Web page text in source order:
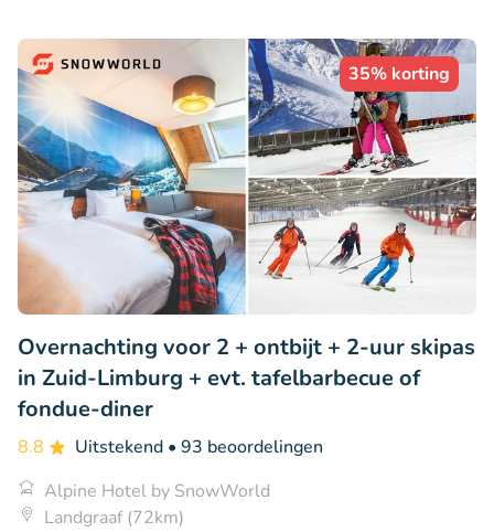
35% korting
Overnachting voor 2 + ontbijt + 2-uur skipas
in Zuid-Limburg + evt. tafelbarbecue of
fondue-diner
8.8 Uitstekend • 93 beoordelingen
Alpine Hotel by SnowWorld
Landgraaf (72km)